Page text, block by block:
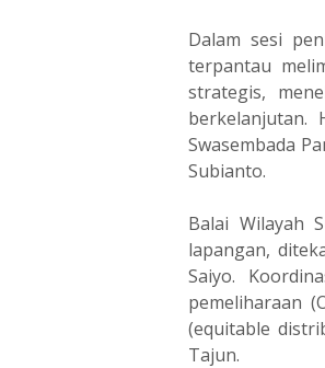
‎Dalam sesi
terpantau
strategis,
berkelanjutan.
Swasembada
Subianto.
‎Balai Wilayah
lapangan,
Saiyo.
pemeliharaan
(equitable
Tajun.